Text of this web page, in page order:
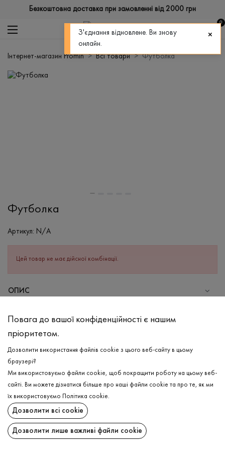
Безкоштовна доставка при замовленні від 2000 грн
0
Інтернет-магазин Promin Всі товари Футболка
Футболка
Артикул: N/A
Цей товар не має дійсної комбінації.
ОПИС
в жіночій футболці в кольорі капучіно, адже виріб з
високоякісної бавовни та еластану, що надає приємної на
дотик структури виробу та ще більш зносостійкості. Має
класичний короткий рукав та зручну круглу горловину з рібани.
Яка не тільки чудово тягнеться, але й гарно зберігає свою
форму. Футболки відшиті в різній кольоровій гамі для Вашого
СКЛАД
Бавовна - 95%, Еластан - 5%
ДОСТАВКА
ПОВЕРНЕННЯ
Повага до вашої конфіденційності є нашим
пріоритетом.
Дозволити використання файлів cookie з цього веб-сайту в цьому
браузері?
Ми використовуємо файли cookie, щоб покращити роботу на цьому веб-
сайті. Ви можете дізнатися більше про наші файли cookie та про те, як ми
їх використовуємо
Політика cookie.
Дозволити всі cookie
Дозволити лише важливі файли cookie
З'єднання відновлене. Ви знову
онлайн.